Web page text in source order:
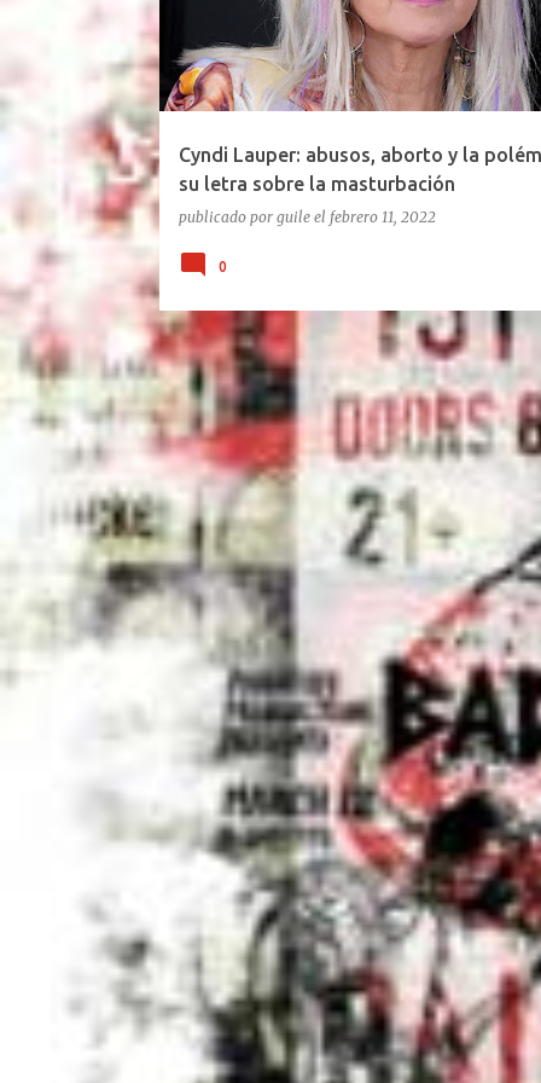
Cyndi Lauper: abusos, aborto y la
su letra sobre la masturbación
publicado por guile el febrero 11, 2022
0